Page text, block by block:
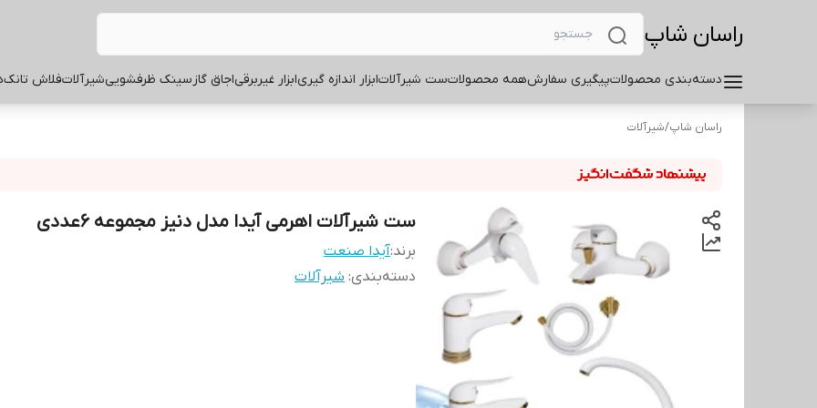
راسان شاپ
دسته‌بندی محصولاتپیگیری سفارشهمه محصولاتست شیرآلاتابزار اندازه گیریابزار غیربرقیاجاق گازسینک ظرفشوییشیرآلاتفلاش تانک
راسان شاپ/شیرآلات
ست شیرآلات اهرمی آیدا مدل دنیز مجموعه 6عددی
برند:آیدا صنعت
دسته‌بندی: شیرآلات